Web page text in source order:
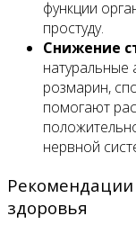
функции
простуду.
Снижение
натуральные
розмарин,
помогают
нервной
здоровья